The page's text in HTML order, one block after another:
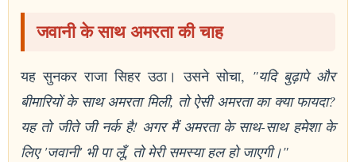
जवानी के साथ अमरता की चाह
यह सुनकर राजा सिहर उठा। उसने सोचा, "यदि बुढ़ापे और
बीमारियों के साथ अमरता मिली, तो ऐसी अमरता का क्या फायदा?
यह तो जीते जी नर्क है! अगर मैं अमरता के साथ-साथ हमेशा के
लिए 'जवानी' भी पा लूँ, तो मेरी समस्या हल हो जाएगी।"